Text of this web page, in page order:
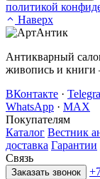
политикой
Наверх
Антикварный
живопись и книги
ВКонтакте ·
WhatsApp · MAX
Покупателям
Каталог Вестник
доставка Гарантии
Связь
Заказать звонок